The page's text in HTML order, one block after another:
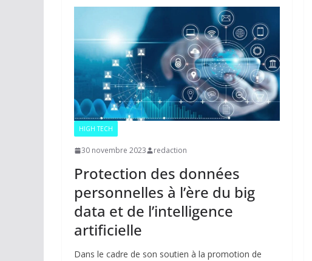
HIGH TECH
30 novembre 2023 redaction
Protection des données
personnelles à l’ère du big
data et de l’intelligence
artificielle
Dans le cadre de son soutien à la promotion de